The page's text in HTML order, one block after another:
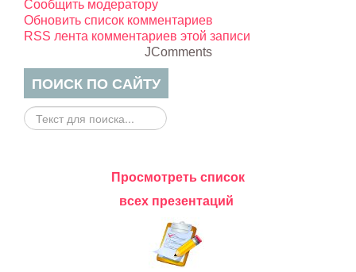
Сообщить модератору
Обновить список комментариев
RSS лента комментариев этой записи
JComments
ПОИСК ПО САЙТУ
Просмотреть список
всех презентаций